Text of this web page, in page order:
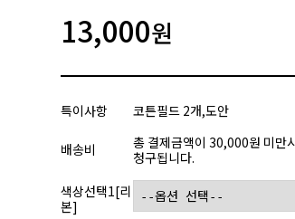
13,000원
특이사항 코튼필드 2개,도안
배송비
총 결제금액이 30,000원 미만
청구됩니다.
색상선택1[리
본]